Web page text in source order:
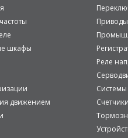
Приводы
шкафы
Реле
Системы
движением
Счетчики